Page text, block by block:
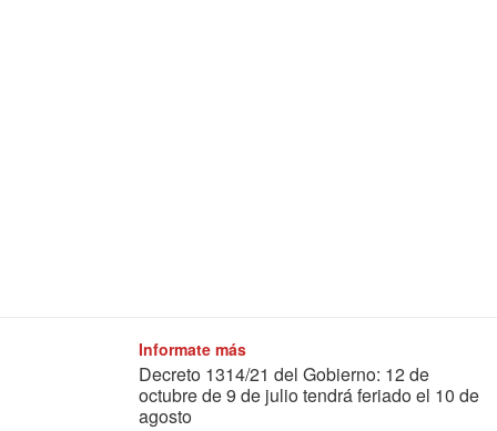
Informate más
Decreto 1314/21 del Gobierno: 12 de
octubre de 9 de julio tendrá feriado el 10 de
agosto